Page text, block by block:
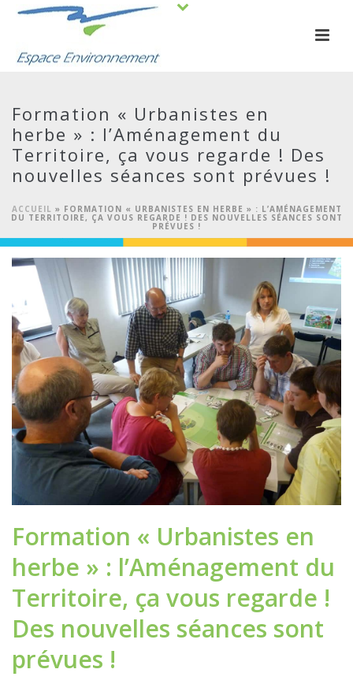
Formation « Urbanistes en
herbe » : l’Aménagement du
Territoire, ça vous regarde ! Des
nouvelles séances sont prévues !
ACCUEIL » FORMATION « URBANISTES EN HERBE » : L’AMÉNAGEMENT
DU TERRITOIRE, ÇA VOUS REGARDE ! DES NOUVELLES SÉANCES SONT
PRÉVUES !
Formation « Urbanistes en
herbe » : l’Aménagement du
Territoire, ça vous regarde !
Des nouvelles séances sont
prévues !